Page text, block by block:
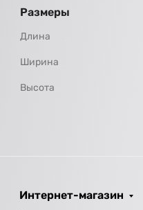
Размеры
Длина
Ширина
Высота
Интернет-магазин